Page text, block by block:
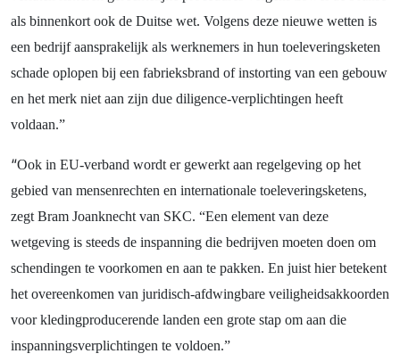
als binnenkort ook de Duitse wet. Volgens deze nieuwe wetten is
een bedrijf aansprakelijk als werknemers in hun toeleveringsketen
schade oplopen bij een fabrieksbrand of instorting van een gebouw
en het merk niet aan zijn due diligence-verplichtingen heeft
voldaan.”
“Ook in EU-verband wordt er gewerkt aan regelgeving op het
gebied van mensenrechten en internationale toeleveringsketens,
zegt Bram Joanknecht van SKC. “Een element van deze
wetgeving is steeds de inspanning die bedrijven moeten doen om
schendingen te voorkomen en aan te pakken. En juist hier betekent
het overeenkomen van juridisch-afdwingbare veiligheidsakkoorden
voor kledingproducerende landen een grote stap om aan die
inspanningsverplichtingen te voldoen.”